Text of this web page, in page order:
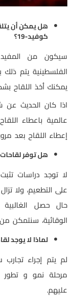
كوفيد-19؟
سيكون من المفيد
الفلسطينية يتم
يمكنك أخذ اللقاح
اذا كان الحديث
عالمية باعطاء
إعطاء اللقاح بعد
هل توفر لقاحات كوفيد-19
لا توجد دراسات
على التطعيم، ولا
حال حصل الغالبية
الوقائية، سنتمكن
لماذا لا يوجد لقاح
لم يتم إجراء
مرحلة نمو و
عليهم.